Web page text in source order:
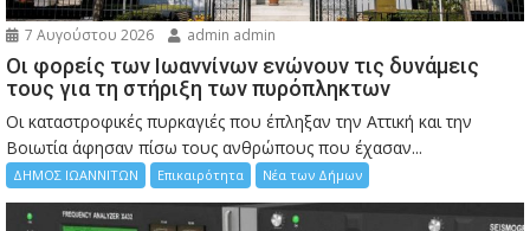
7 Αυγούστου 2026 admin admin
Οι φορείς των Ιωαννίνων ενώνουν τις δυνάμεις
τους για τη στήριξη των πυρόπληκτων
Οι καταστροφικές πυρκαγιές που έπληξαν την Αττική και την
Bοιωτία άφησαν πίσω τους ανθρώπους που έχασαν...
ΔΗΜΟΣ ΙΩΑΝΝΙΤΩΝ Επικαιρότητα Νέα των Δήμων